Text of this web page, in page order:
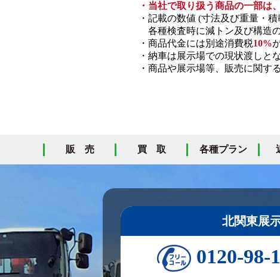
・当社で取り扱う商品の一部は
・記載の数値 (寸法及び重量・
各種検査時に減トン及び構造
・商品代金には別途消費税10%
・納車は展示場での現状渡しと
・商品や展示場等、販売に関す
販 売 買 取 各種プラン
北関東展
0120-98-